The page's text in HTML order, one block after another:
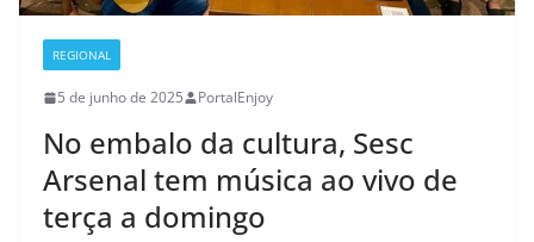
REGIONAL
5 de junho de 2025 PortalEnjoy
No embalo da cultura, Sesc
Arsenal tem música ao vivo de
terça a domingo